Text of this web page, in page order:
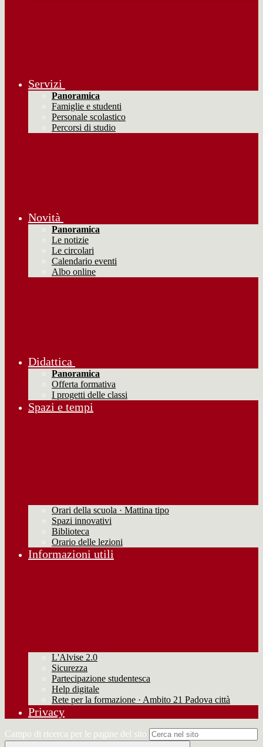
Servizi
Panoramica
Famiglie e studenti
Personale scolastico
Percorsi di studio
Novità
Panoramica
Le notizie
Le circolari
Calendario eventi
Albo online
Didattica
Panoramica
Offerta formativa
I progetti delle classi
Spazi e tempi
Orari della scuola · Mattina tipo
Spazi innovativi
Biblioteca
Orario delle lezioni
Informazioni utili
L'Alvise 2.0
Sicurezza
Partecipazione studentesca
Help digitale
Rete per la formazione · Ambito 21 Padova città
Privacy
Campo di ricerca per le pagine del sito